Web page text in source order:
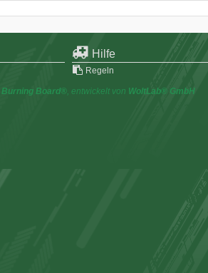
Hilfe
Regeln
Burning Board®, entwickelt von WoltLab® GmbH